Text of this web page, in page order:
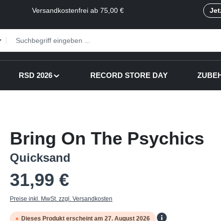
Versandkostenfrei ab 75,00 €
RSD 2026 RECORD STORE DAY
Bring On The Psychics
Quicksand
31,99 €
Preise inkl. MwSt. zzgl. Versandkosten
Dieses Produkt erscheint am 27. August 2026